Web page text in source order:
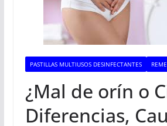
PASTILLAS MULTIUSOS DESINFECTANTES
¿Mal de orín o
Diferencias,